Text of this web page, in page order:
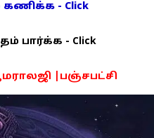
- Click
பார்க்க - Click
|பஞ்சபட்சி
-Click